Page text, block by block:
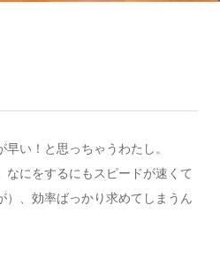
い！と思っちゃうわたし。
なにをするにもスピードが速くて
）、効率ばっかり求めてしまうん